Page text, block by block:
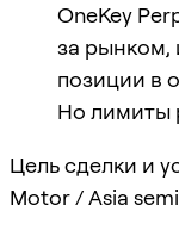
OneKey
за рынком,
позиции в
Но лимиты
Цель сделки и
Motor / Asia